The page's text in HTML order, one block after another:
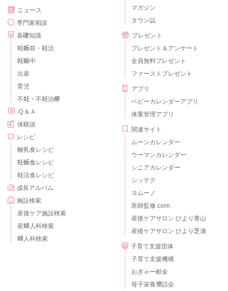
ニュース
専門家相談
基礎知識
妊娠前・妊活
妊娠中
出産
育児
不妊・不妊治療
Ｑ＆Ａ
体験談
レシピ
離乳食レシピ
妊娠食レシピ
妊活食レシピ
成長アルバム
施設検索
産後ケア施設検索
産婦人科検索
婦人科検索
マガジン
タウン誌
プレゼント
プレゼント＆アンケート
全員無料プレゼント
ファーストプレゼント
アプリ
ベビーカレンダーアプリ
体重管理アプリ
関連サイト
ムーンカレンダー
ウーマンカレンダー
シニアカレンダー
シッテク
ヨムーノ
医師監修.com
産後ケアサロン ひより青山
産後ケアサロン ひより芝浦
子育て支援団体
子育て支援機構
おぎゃー献金
母子栄養懇話会